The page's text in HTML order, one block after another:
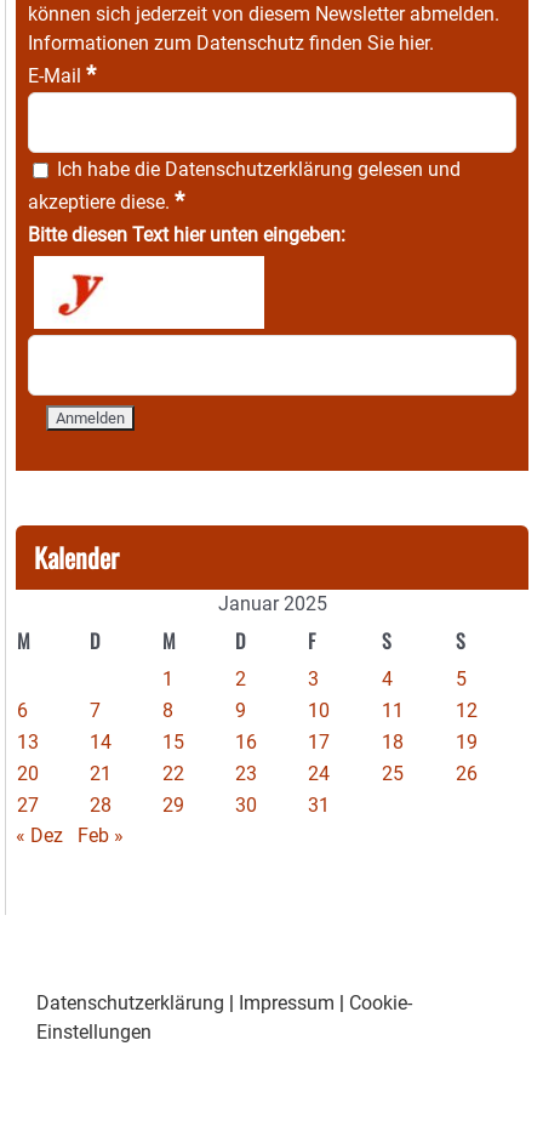
können sich jederzeit von diesem Newsletter abmelden.
Informationen zum Datenschutz finden Sie hier.
E-Mail *
Ich habe die Datenschutzerklärung gelesen und
akzeptiere diese. *
Bitte diesen Text hier unten eingeben:
Kalender
Januar 2025
M D M D F S S
1 2 3 4
5
6
7 8 9 10 11
12
13
14 15 16 17 18
19
20
21 22 23 24 25
26
27
28 29 30
31
« Dez
Feb »
Datenschutzerklärung | Impressum | Cookie-
Einstellungen